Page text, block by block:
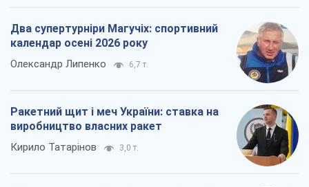
Два супертурніри Магучіх: спортивний
календар осені 2026 року
Олександр Липенко 6,7 т.
Ракетний щит і меч України: ставка на
виробництво власних ракет
Кирило Татарінов 3,0 т.